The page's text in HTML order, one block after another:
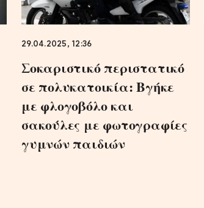
29.04.2025, 12:36
Σοκαριστικό περιστατικό
σε πολυκατοικία: Βγήκε
με φλογοβόλο και
σακούλες με φωτογραφίες
γυμνών παιδιών